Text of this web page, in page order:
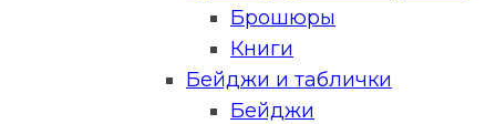
Брошюры
Книги
Бейджи и таблички
Бейджи